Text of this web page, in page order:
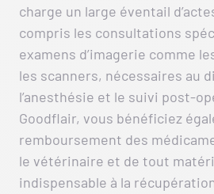
charge un large éventail
compris les consultations
examens d’imagerie comme
les scanners, nécessaires au
l’anesthésie et le suivi post-
Goodflair, vous bénéficiez
remboursement des
le vétérinaire et de tout
indispensable à la